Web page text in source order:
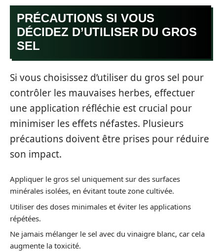
PRÉCAUTIONS SI VOUS
DÉCIDEZ D’UTILISER DU GROS
SEL
Si vous choisissez d’utiliser du gros sel pour
contrôler les mauvaises herbes, effectuer
une application réfléchie est crucial pour
minimiser les effets néfastes. Plusieurs
précautions doivent être prises pour réduire
son impact.
Appliquer le gros sel uniquement sur des surfaces
minérales isolées, en évitant toute zone cultivée.
Utiliser des doses minimales et éviter les applications
répétées.
Ne jamais mélanger le sel avec du vinaigre blanc, car cela
augmente la toxicité.